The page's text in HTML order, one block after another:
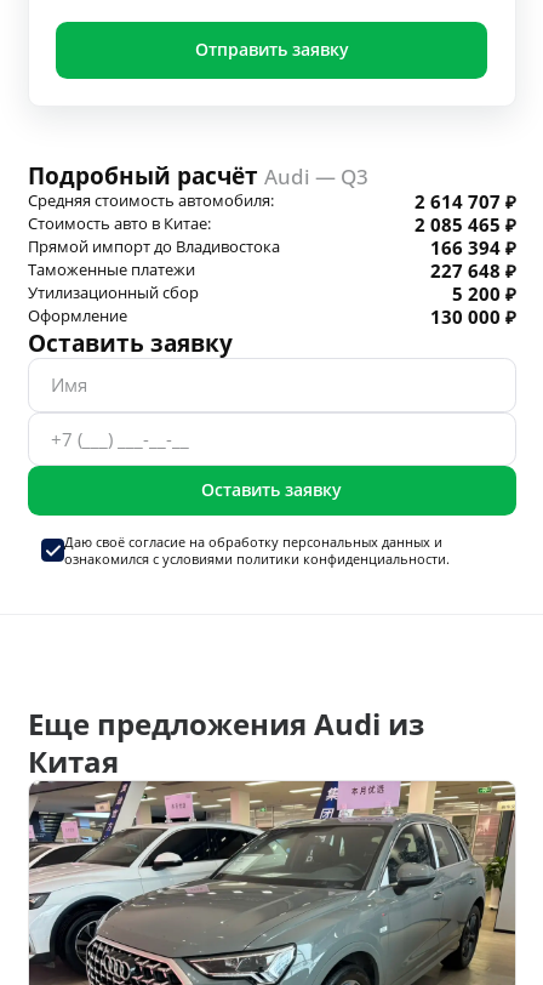
Отправить заявку
Подробный расчёт Audi — Q3
Средняя стоимость автомобиля: 2 614 707 ₽
Стоимость авто в Китае: 2 085 465 ₽
Прямой импорт до Владивостока 166 394 ₽
Таможенные платежи 227 648 ₽
Утилизационный сбор 5 200 ₽
Оформление 130 000 ₽
Оставить заявку
Оставить заявку
Даю своё согласие на обработку персональных данныхи
ознакомился с условиями политики конфиденциальности.
Еще предложения Audi из
Китая